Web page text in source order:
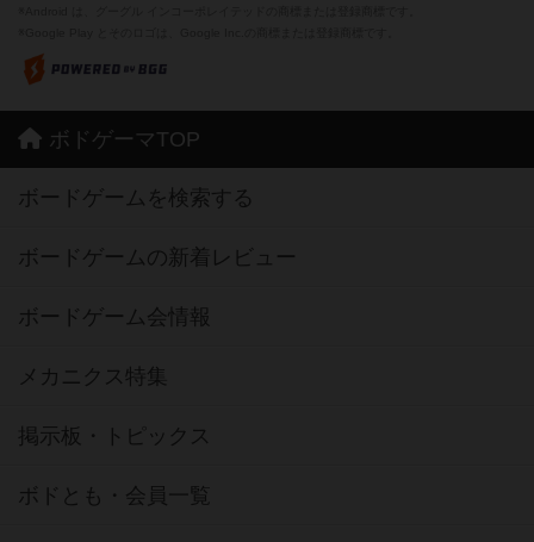
ボドゲーマTOP
ボードゲームを検索する
ボードゲームの新着レビュー
ボードゲーム会情報
メカニクス特集
掲示板・トピックス
ボドとも・会員一覧